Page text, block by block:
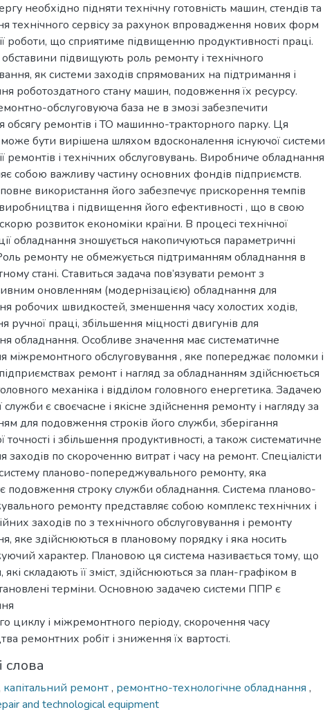
необхідно підняти технічну готовність машин, стендів та
технічного сервісу за рахунок впровадження нових форм
роботи, що сприятиме підвищенню продуктивності праці.
обставини підвищують роль ремонту і технічного
як системи заходів спрямованих на підтримання і
роботоздатного стану машин, подовження їх ресурсу.
обслуговуюча база не в змозі забезпечити
обсягу ремонтів і ТО машинно-тракторного парку. Ця
бути вирішена шляхом вдосконалення існуючої системи
ремонтів і технічних обслуговувань. Виробниче обладнання
собою важливу частину основних фондів підприємств.
використання його забезпечує прискорення темпів
і підвищення його ефективності , що в свою
розвиток економіки країни. В процесі технічної
обладнання зношується накопичуються параметричні
ремонту не обмежується підтриманням обладнання в
стані. Ставиться задача пов’язувати ремонт з
оновленням (модернізацією) обладнання для
робочих швидкостей, зменшення часу холостих ходів,
ручної праці, збільшення міцності двигунів для
обладнання. Особливе значення має систематичне
міжремонтного обслуговування , яке попереджає поломки і
ремонт і нагляд за обладнанням здійснюється
механіка і відділом головного енергетика. Задачею
є своєчасне і якісне здійснення ремонту і нагляду за
для подовження строків його служби, зберігання
точності і збільшення продуктивності, а також систематичне
заходів по скороченню витрат і часу на ремонт. Спеціалісти
планово-попереджувального ремонту, яка
подовження строку служби обладнання. Система планово-
ремонту представляє собою комплекс технічних і
заходів по з технічного обслуговування і ремонту
яке здійснюються в плановому порядку і яка носить
характер. Плановою ця система називається тому, що
які складають її зміст, здійснюються за план-графіком в
терміни. Основною задачею системи ППР є
циклу і міжремонтного періоду, скорочення часу
ремонтних робіт і зниження їх вартості.
слова
капітальний ремонт, ремонтно-технологічне обладнання ,
and technological equipment